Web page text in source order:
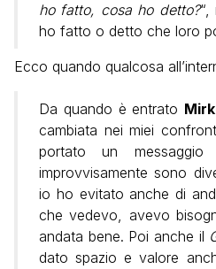
ho fatto, cosa ho detto?“,
ho fatto o detto che loro
Ecco quando qualcosa
Da quando è entrato
cambiata nei miei
portato un
improvvisamente sono
io ho evitato anche di
che vedevo, avevo
andata bene. Poi anche il
dato spazio e valore